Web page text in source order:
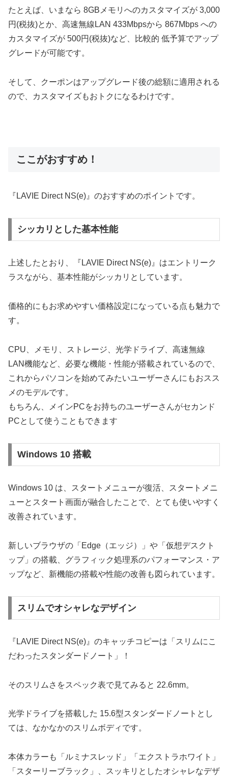
たとえば、いまなら 8GBメモリへのカスタマイズが 3,000
円(税抜)とか、高速無線LAN 433Mbpsから 867Mbps への
カスタマイズが 500円(税抜)など、比較的 低予算でアップ
グレードが可能です。
そして、クーポンはアップグレード後の総額に適用される
ので、カスタマイズもおトクになるわけです。
ここがおすすめ！
『LAVIE Direct NS(e)』のおすすめのポイントです。
シッカリとした基本性能
上述したとおり、『LAVIE Direct NS(e)』はエントリーク
ラスながら、基本性能がシッカリとしています。
価格的にもお求めやすい価格設定になっている点も魅力で
す。
CPU、メモリ、ストレージ、光学ドライブ、高速無線
LAN機能など、必要な機能・性能が搭載されているので、
これからパソコンを始めてみたいユーザーさんにもおスス
メのモデルです。
もちろん、メインPCをお持ちのユーザーさんがセカンド
PCとして使うこともできます
Windows 10 搭載
Windows 10 は、スタートメニューが復活、スタートメニ
ューとスタート画面が融合したことで、とても使いやすく
改善されています。
新しいブラウザの「Edge（エッジ）」や「仮想デスクト
ップ」の搭載、グラフィック処理系のパフォーマンス・ア
ップなど、新機能の搭載や性能の改善も図られています。
スリムでオシャレなデザイン
『LAVIE Direct NS(e)』のキャッチコピーは「スリムにこ
だわったスタンダードノート」！
そのスリムさをスペック表で見てみると 22.6mm。
光学ドライブを搭載した 15.6型スタンダードノートとし
ては、なかなかのスリムボディです。
本体カラーも「ルミナスレッド」「エクストラホワイト」
「スターリーブラック」、スッキリとしたオシャレなデザ